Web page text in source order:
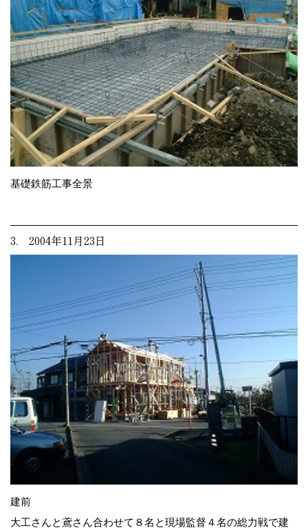
基礎鉄筋工事全景
3. 2004年11月23日
建前
大工さんと鳶さん合わせて８名と現場監督４名の総力戦で建